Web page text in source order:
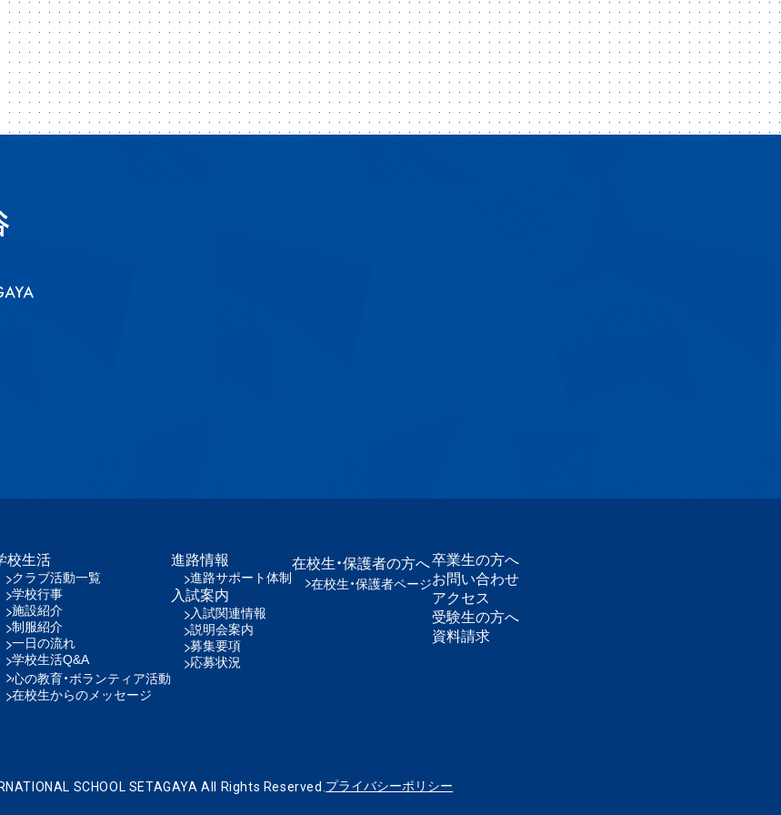
校生活
クラブ活動一覧
学校行事
施設紹介
制服紹介
一日の流れ
学校生活Q&A
心の教育・ボランティア活動
在校生からのメッセージ
進路情報
進路サポート体制
入試案内
入試関連情報
説明会案内
募集要項
応募状況
在校生・保護者の方へ
在校生・保護者ページ
卒業生の方へ
お問い合わせ
アクセス
受験生の方へ
資料請求
SCHOOL SETAGAYA All Rights Reserved. プライバシーポリシー